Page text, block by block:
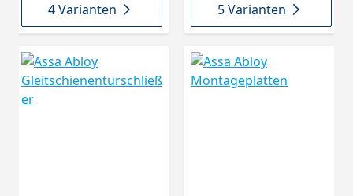
4 Varianten 5 Varianten